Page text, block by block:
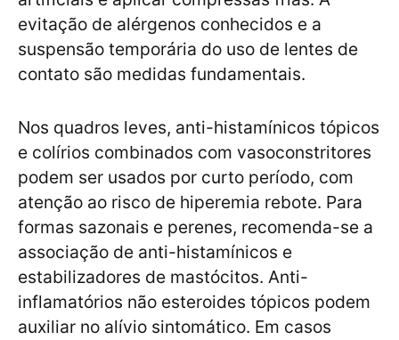
evitação de alérgenos conhecidos e a
suspensão temporária do uso de lentes de
contato são medidas fundamentais.
Nos quadros leves, anti-histamínicos tópicos
e colírios combinados com vasoconstritores
podem ser usados por curto período, com
atenção ao risco de hiperemia rebote. Para
formas sazonais e perenes, recomenda-se a
associação de anti-histamínicos e
estabilizadores de mastócitos. Anti-
inflamatórios não esteroides tópicos podem
auxiliar no alívio sintomático. Em casos